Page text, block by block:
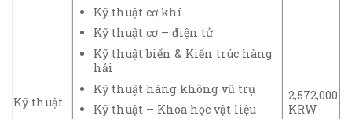
Kỹ thuật
Kỹ thuật cơ khí
Kỹ thuật cơ – điện tử
Kỹ thuật biển & Kiến trúc hàng
hải
Kỹ thuật hàng không vũ trụ
Kỹ thuật – Khoa học vật liệu
2,572,000
KRW